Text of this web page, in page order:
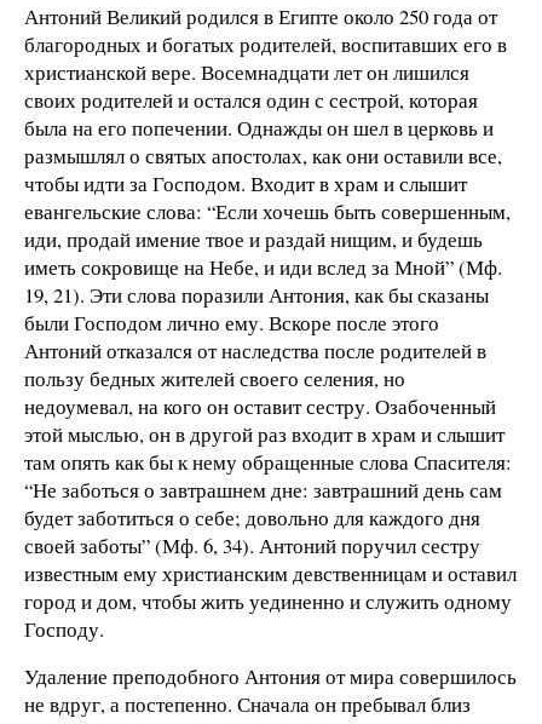
Антоний Великий родился в Египте около 250 года от
благородных и богатых родителей, воспитавших его в
христианской вере. Восемнадцати лет он лишился
своих родителей и остался один с сестрой, которая
была на его попечении. Однажды он шел в церковь и
размышлял о святых апостолах, как они оставили все,
чтобы идти за Господом. Входит в храм и слышит
евангельские слова: “Если хочешь быть совершенным,
иди, продай имение твое и раздай нищим, и будешь
иметь сокровище на Небе, и иди вслед за Мной” (Мф.
19, 21). Эти слова поразили Антония, как бы сказаны
были Господом лично ему. Вскоре после этого
Антоний отказался от наследства после родителей в
пользу бедных жителей своего селения, но
недоумевал, на кого он оставит сестру. Озабоченный
этой мыслью, он в другой раз входит в храм и слышит
там опять как бы к нему обращенные слова Спасителя:
“Не заботься о завтрашнем дне: завтрашний день сам
будет заботиться о себе; довольно для каждого дня
своей заботы” (Мф. 6, 34). Антоний поручил сестру
известным ему христианским девственницам и оставил
город и дом, чтобы жить уединенно и служить одному
Господу.
Удаление преподобного Антония от мира совершилось
не вдруг, а постепенно. Сначала он пребывал близ